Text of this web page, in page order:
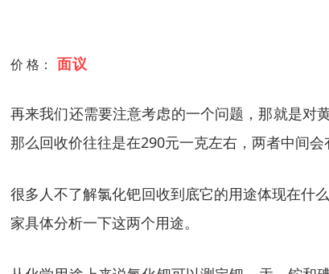
价 格： 面议
再来我们还需要注意考虑的一个问题，那就是对
那么回收价往往是在290元一克左右，两者中间
很多人不了解氯化钯回收到底它的用途体现在什
家具体分析一下这两个用途。